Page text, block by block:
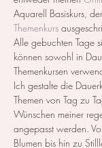
Aquarell Basiskurs,
Themenkurs
Alle gebuchten Tage
können sowohl in
Themenkursen
Ich gestalte die
Themen von Tag zu
Wünschen meiner
angepasst werden.
Blumen bis hin zu